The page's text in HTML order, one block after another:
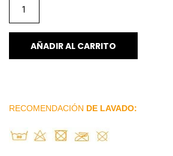
AÑADIR AL CARRITO
RECOMENDACIÓN DE LAVADO: